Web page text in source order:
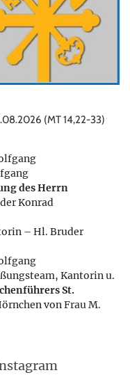
(MT 14,22-33)
des Herrn
Konrad
– Hl. Bruder
Kantorin u.
St.
von Frau M.